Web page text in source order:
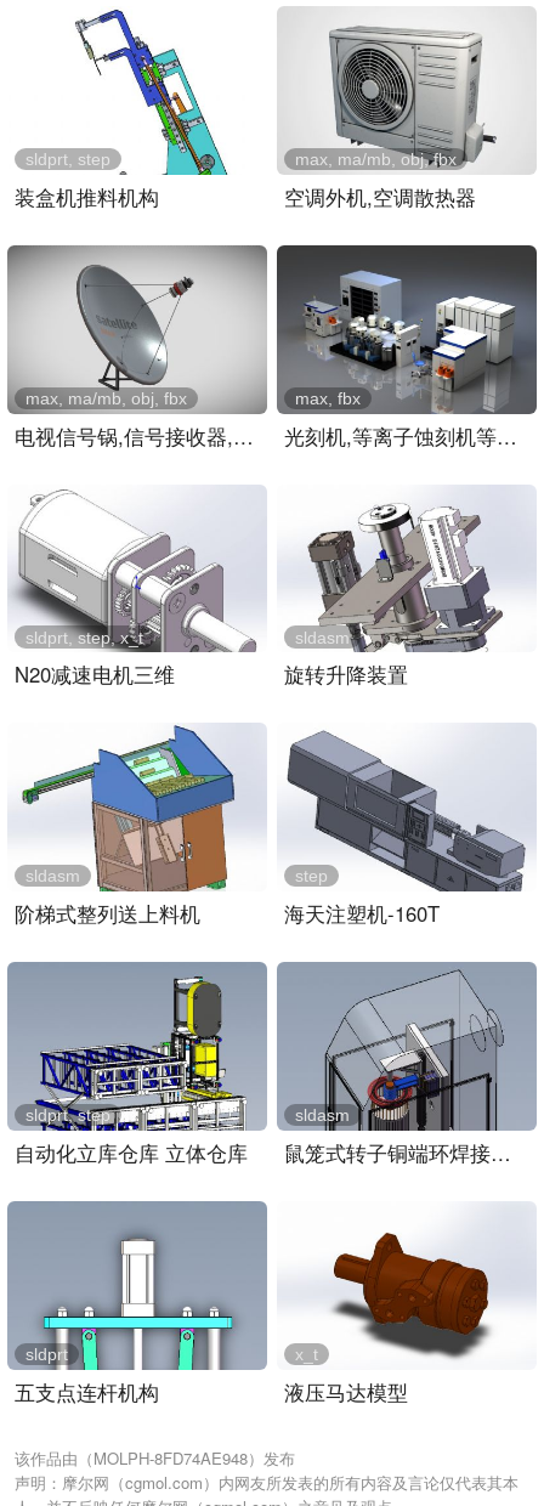
装盒机推料机构
sldprt, step
空调外机,空调散热器
max, ma/mb, obj, fbx
电视信号锅,信号接收器,屋..
max, ma/mb, obj, fbx
光刻机,等离子蚀刻机等芯片..
max, fbx
N20减速电机三维
sldprt, step, x_t
旋转升降装置
sldasm
阶梯式整列送上料机
sldasm
海天注塑机-160T
step
自动化立库仓库 立体仓库
sldprt, step
鼠笼式转子铜端环焊接装置..
sldasm
五支点连杆机构
sldprt
液压马达模型
x_t
该作品由（MOLPH-8FD74AE948）发布
声明：摩尔网（cgmol.com）内网友所发表的所有内容及言论仅代表其本